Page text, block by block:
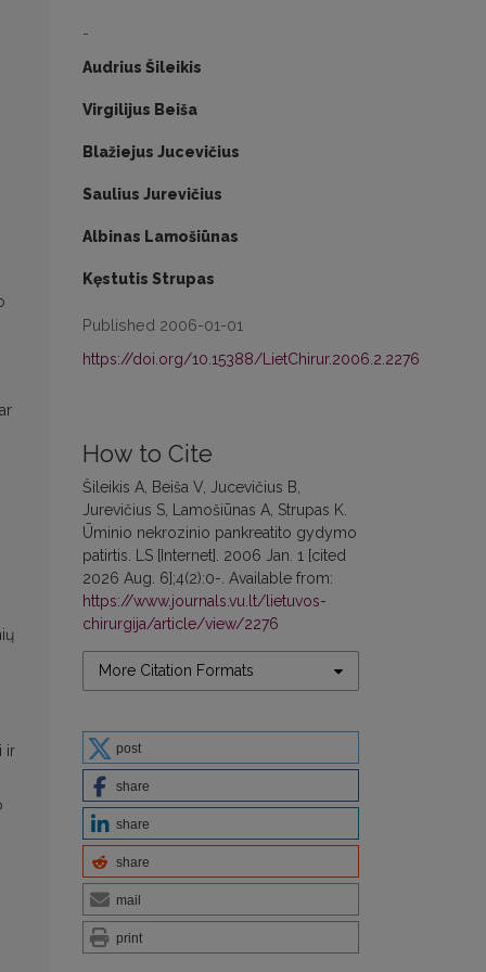
-
Audrius Šileikis
Virgilijus Beiša
Blažiejus Jucevičius
Saulius Jurevičius
Albinas Lamošiūnas
Kęstutis Strupas
Published 2006-01-01
https://doi.org/10.15388/LietChirur.2006.2.2276
How to Cite
Šileikis A, Beiša V, Jucevičius B,
Jurevičius S, Lamošiūnas A, Strupas K.
Ūminio nekrozinio pankreatito gydymo
patirtis. LS [Internet]. 2006 Jan. 1 [cited
2026 Aug. 6];4(2):0-. Available from:
https://www.journals.vu.lt/lietuvos-
chirurgija/article/view/2276
More Citation Formats
post
share
share
share
mail
print
ir